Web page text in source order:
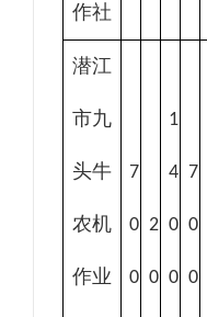
作社
潜江
市九
头牛
农机
作业
7
0
0
2
0
1
4
0
0
7
0
0